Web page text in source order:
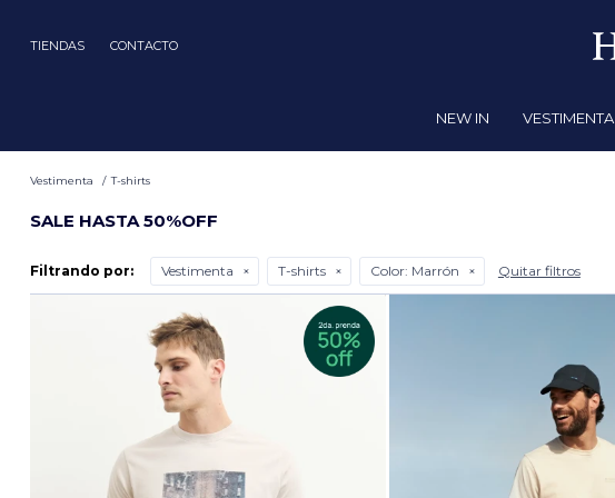
TIENDAS CONTACTO
NEW IN VESTIMENTA
Vestimenta T-shirts
SALE HASTA 50%OFF
Filtrando por: Vestimenta T-shirts Color: Marrón Quitar filtros